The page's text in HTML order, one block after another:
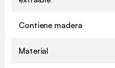
Contiene madera
Material